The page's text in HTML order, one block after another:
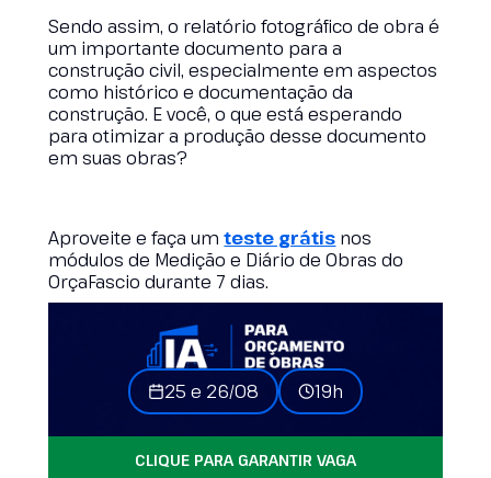
Sendo assim, o relatório fotográfico de obra é
um importante documento para a
construção civil, especialmente em aspectos
como histórico e documentação da
construção. E você, o que está esperando
para otimizar a produção desse documento
em suas obras?
Aproveite e faça umteste grátis nos
módulos de Medição e Diário de Obras do
OrçaFascio durante 7 dias.
25 e 26/08 19h
CLIQUE PARA GARANTIR VAGA